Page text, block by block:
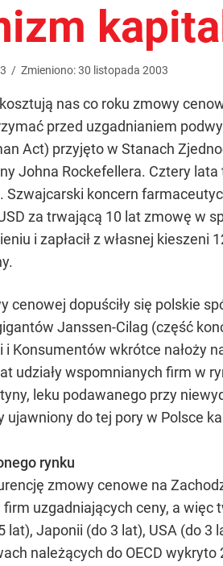
/ Zmieniono:30 listopada 2003
nas co roku zmowy
przed uzgadnianiem
Act) przyjęto w Stanach
Johna Rockefellera. Cztery
Szwajcarski koncern
za trwającą 10 lat zmowę w
i zapłacił z własnej
cenowej dopuściły się polskie
Janssen-Cilag (część
i Konsumentów wkrótce nałoży
udziały wspomnianych firm w
leku podawanego przy
ujawniony do tej pory w Polsce
rynku
zmowy cenowe na
uzgadniających ceny, a więc
lat), Japonii (do 3 lat), USA (do
należących do OECD